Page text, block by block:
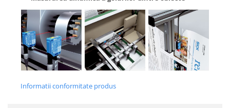
Informatii conformitate produs